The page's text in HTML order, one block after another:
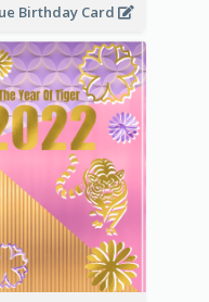
Birthday Card